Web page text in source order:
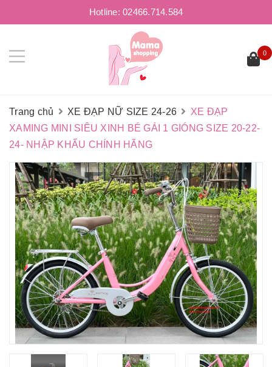
Hotline: 02466.714.584
0
Trang chủ XE ĐẠP NỮ SIZE 24-26
XE ĐẠP
XAMING MINI SIÊU XINH BÉ GÁI 1 GIÓNG SIZE 20-22-
24- NHẬP KHẨU CHÍNH HÃNG